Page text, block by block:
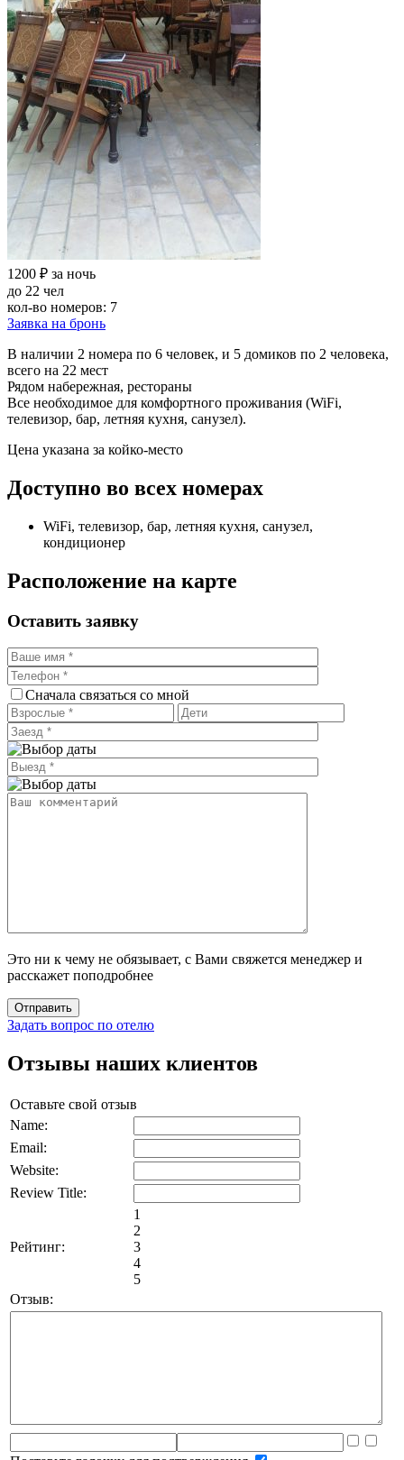
1200 ₽ за ночь
до 22 чел
кол-во номеров: 7
Заявка на бронь
В наличии 2 номера по 6 человек, и 5 домиков по 2 человека,
всего на 22 мест
Рядом набережная, рестораны
Все необходимое для комфортного проживания (WiFi,
телевизор, бар, летняя кухня, санузел).
Цена указана за койко-место
Доступно во всех номерах
WiFi, телевизор, бар, летняя кухня, санузел,
кондиционер
Расположение на карте
Оставить заявку
Сначала связаться со мной
Это ни к чему не обязывает, с Вами свяжется менеджер и
расскажет поподробнее
Задать вопрос по отелю
Отзывы наших клиентов
Оставьте свой отзыв
Name:
Email:
Website:
Review Title:
Рейтинг:
1
2
3
4
5
Отзыв: